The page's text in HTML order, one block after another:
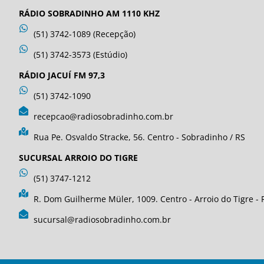
RÁDIO SOBRADINHO AM 1110 KHZ
(51) 3742-1089 (Recepção)
(51) 3742-3573 (Estúdio)
RÁDIO JACUÍ FM 97,3
(51) 3742-1090
recepcao@radiosobradinho.com.br
Rua Pe. Osvaldo Stracke, 56. Centro - Sobradinho / RS
SUCURSAL ARROIO DO TIGRE
(51) 3747-1212
R. Dom Guilherme Müler, 1009. Centro - Arroio do Tigre -
sucursal@radiosobradinho.com.br